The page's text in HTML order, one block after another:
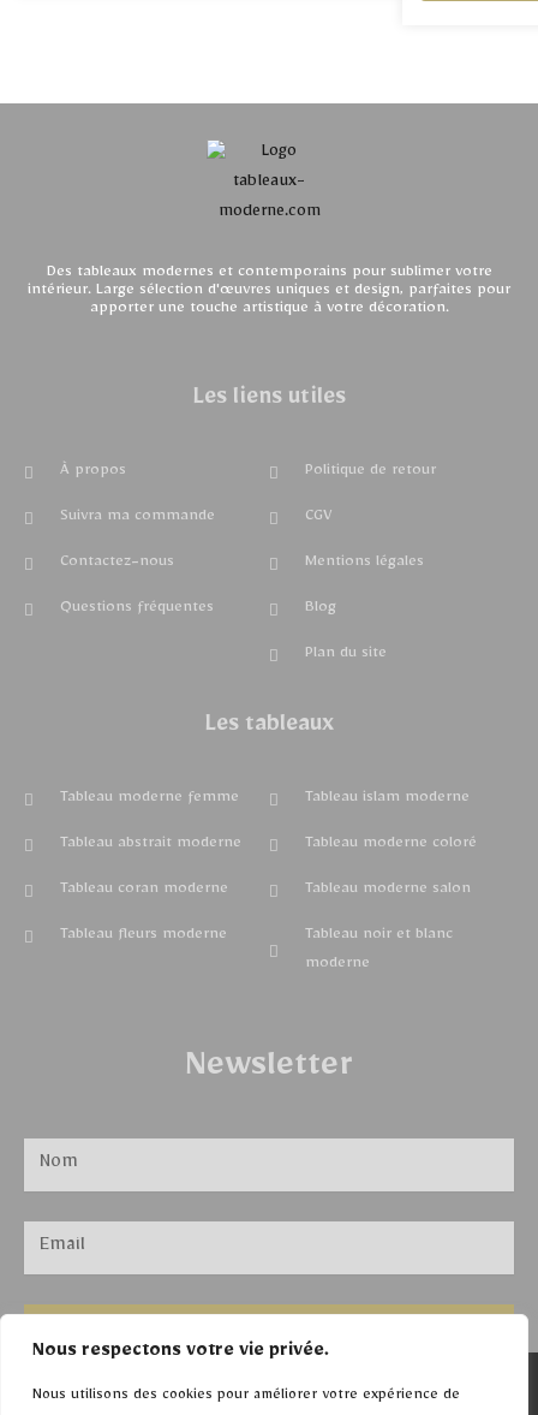
Nous respectons votre vie privée.
Nous utilisons des cookies pour améliorer votre expérience de
Des tableaux modernes et contemporains pour sublimer votre
intérieur. Large sélection d'œuvres uniques et design, parfaites pour
apporter une touche artistique à votre décoration.
Les liens utiles
À propos
Suivra ma commande
Contactez-nous
Questions fréquentes
Politique de retour
CGV
Mentions légales
Blog
Plan du site
Les tableaux
Tableau moderne femme
Tableau abstrait moderne
Tableau coran moderne
Tableau fleurs moderne
Tableau islam moderne
Tableau moderne coloré
Tableau moderne salon
Tableau noir et blanc
moderne
Newsletter
©Tableaux moderne